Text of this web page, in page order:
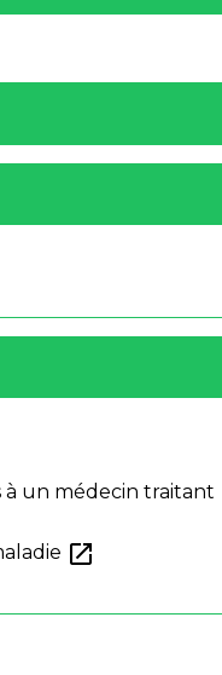
à un médecin traitant
open_in_new